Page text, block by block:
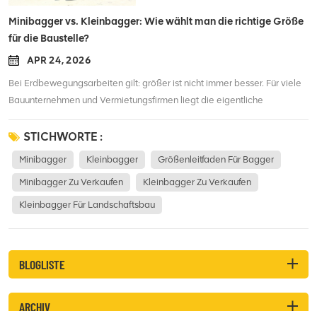
Minibagger vs. Kleinbagger: Wie wählt man die richtige Größe
für die Baustelle?
APR 24, 2026
Bei Erdbewegungsarbeiten gilt: größer ist nicht immer besser. Für viele
Bauunternehmen und Vermietungsfirmen liegt die eigentliche
Minibagger oder welcher Kleinbagger eignet sich am besten für das
jeweilige Projekt?Wir bei LTMG verstehen, dass es bei dieser
Entscheidung nicht nur um die anfängliche Investition geht, sondern
dass sie sich auch direkt auf Ihre tägliche Verfügbarkeit und Ihren
langfristigen Return on Investment (ROI) auswirkt.In diesem Artikel
Hardwarekonfigurationen, um Ihnen ein tieferes Verständnis dafür zu
vermitteln, wie Sie das am besten geeignete Baggermodell für Ihre
Gartenbagger: Tonnage & Positionierung Anbaugeräte für Bagger:
STICHWORTE :
Minibagger Kleinbagger Größenleitfaden Für Bagger
Minibagger Zu Verkaufen Kleinbagger Zu Verkaufen
Kleinbagger Für Landschaftsbau
BLOGLISTE
ARCHIV